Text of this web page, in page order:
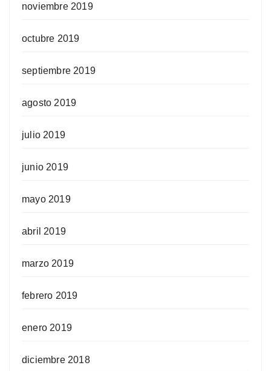
noviembre 2019
octubre 2019
septiembre 2019
agosto 2019
julio 2019
junio 2019
mayo 2019
abril 2019
marzo 2019
febrero 2019
enero 2019
diciembre 2018